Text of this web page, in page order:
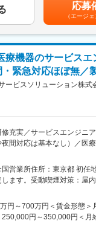
き方が可能です。
定める業務
サポートがメインとなりま
案、開発部門へのフィード
療機器をご使用いただけ
トするポジションです。
様にご提案することで、
きます。
：
り、機械を実際に解体した
ールセンターに届くお問い
ご用意しています。
について：
を習得可能です。デジタル
業界であるため、ソフトウ
いて：
リニックがお客様となる
応募
（エージ
療機器のサービス
緊急対応ほぼ無／
ービスソリューション株式
修充実／サービスエンジニ
夜間対応は基本なし）／医
は点検、オンコール呼び出
国営業所住所：東京都 初任
ます。受動喫煙対策：屋
円～700万円＜賃金形態＞
250,000円～350,000円＜月